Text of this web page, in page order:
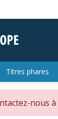
Titres phares
nous à